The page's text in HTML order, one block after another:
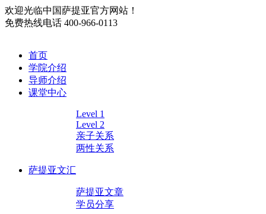
欢迎光临中国萨提亚官方网站！
免费热线电话 400-966-0113
首页
学院介绍
导师介绍
课堂中心
Level 1
Level 2
亲子关系
两性关系
萨提亚文汇
萨提亚文章
学员分享